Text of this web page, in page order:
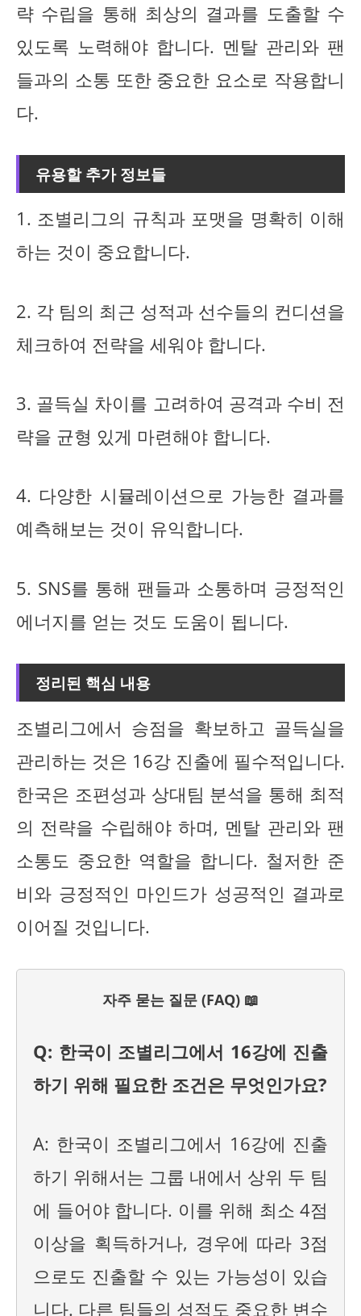
략 수립을 통해 최상의 결과를 도출할 수
있도록 노력해야 합니다. 멘탈 관리와 팬
들과의 소통 또한 중요한 요소로 작용합니
다.
유용할 추가 정보들
1. 조별리그의 규칙과 포맷을 명확히 이해
하는 것이 중요합니다.
2. 각 팀의 최근 성적과 선수들의 컨디션을
체크하여 전략을 세워야 합니다.
3. 골득실 차이를 고려하여 공격과 수비 전
략을 균형 있게 마련해야 합니다.
4. 다양한 시뮬레이션으로 가능한 결과를
예측해보는 것이 유익합니다.
5. SNS를 통해 팬들과 소통하며 긍정적인
에너지를 얻는 것도 도움이 됩니다.
정리된 핵심 내용
조별리그에서 승점을 확보하고 골득실을
관리하는 것은 16강 진출에 필수적입니다.
한국은 조편성과 상대팀 분석을 통해 최적
의 전략을 수립해야 하며, 멘탈 관리와 팬
소통도 중요한 역할을 합니다. 철저한 준
비와 긍정적인 마인드가 성공적인 결과로
이어질 것입니다.
자주 묻는 질문 (FAQ) 📖
Q: 한국이 조별리그에서 16강에 진출
하기 위해 필요한 조건은 무엇인가요?
A: 한국이 조별리그에서 16강에 진출
하기 위해서는 그룹 내에서 상위 두 팀
에 들어야 합니다. 이를 위해 최소 4점
이상을 획득하거나, 경우에 따라 3점
으로도 진출할 수 있는 가능성이 있습
니다. 다른 팀들의 성적도 중요한 변수